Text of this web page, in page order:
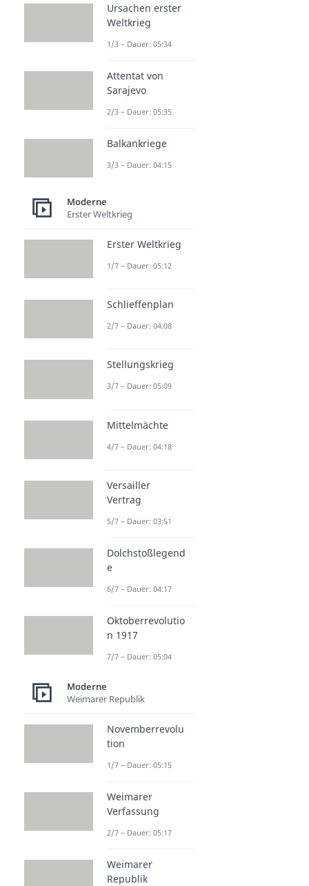
Dauer: 05:42
Gründung BRD
Dauer: 04:49
Stalin Note
Dauer: 05:37
DDR und BRD
Marshall Plan
Wirtschaftswunder
Ursachen erster
Weltkrieg
1/3 – Dauer: 05:34
Attentat von
Sarajevo
2/3 – Dauer: 05:35
Balkankriege
3/3 – Dauer: 04:15
Moderne
Erster Weltkrieg
Erster Weltkrieg
1/7 – Dauer: 05:12
Schlieffenplan
2/7 – Dauer: 04:08
Stellungskrieg
3/7 – Dauer: 05:09
Mittelmächte
4/7 – Dauer: 04:18
Versailler
Vertrag
5/7 – Dauer: 03:51
Dolchstoßlegend
e
6/7 – Dauer: 04:17
Oktoberrevolutio
n 1917
7/7 – Dauer: 05:04
Moderne
Weimarer Republik
Novemberrevolu
tion
1/7 – Dauer: 05:15
Weimarer
Verfassung
2/7 – Dauer: 05:17
Weimarer
Republik